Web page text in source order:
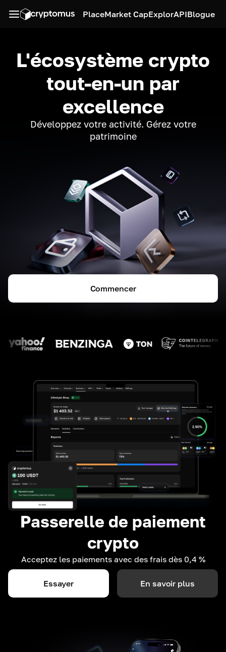
PlaceMarket CapExplorAPIBlogue
L'écosystème crypto
tout-en-un par
excellence
Développez votre activité. Gérez votre
patrimoine
Commencer
Passerelle de paiement
crypto
Acceptez les paiements avec des frais dès 0,4 %
Essayer En savoir plus